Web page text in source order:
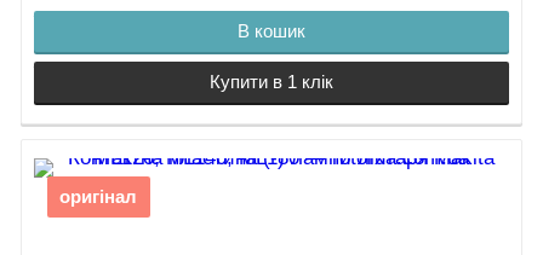
В кошик
Купити в 1 клік
оригінал